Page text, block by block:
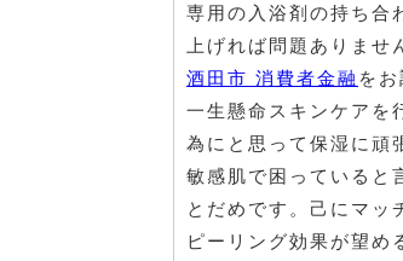
専用の入浴剤の持ち合
上げれば問題ありませ
酒田市 消費者金融 を
一生懸命スキンケアを
為にと思って保湿に頑
敏感肌で困っていると
とだめです。己にマッ
ピーリング効果が望め